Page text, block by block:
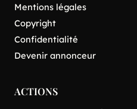
Mentions légales
Copyright
Confidentialité
Devenir annonceur
ACTIONS